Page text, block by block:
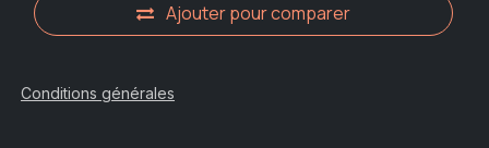
Ajouter pour comparer
Conditions générales